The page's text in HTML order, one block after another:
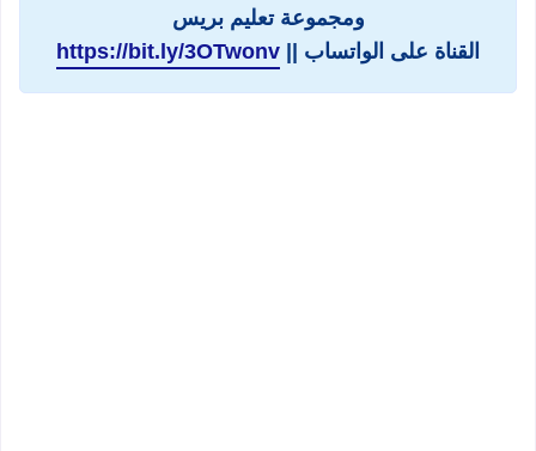
ومجموعة تعليم بريس
القناة على الواتساب || https://bit.ly/3OTwonv